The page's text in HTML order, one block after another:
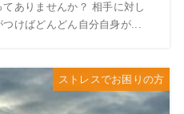
ありませんか？ 相手に対し
けばどんどん自分自身が...
ストレスでお困りの方